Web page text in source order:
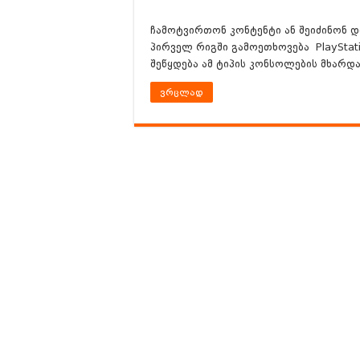
ჩამოტვირთონ კონტენტი ან შეიძინონ
პირველ რიგში გამოეთხოვება
შეწყდება ამ ტიპის კონსოლების
ვრცლად